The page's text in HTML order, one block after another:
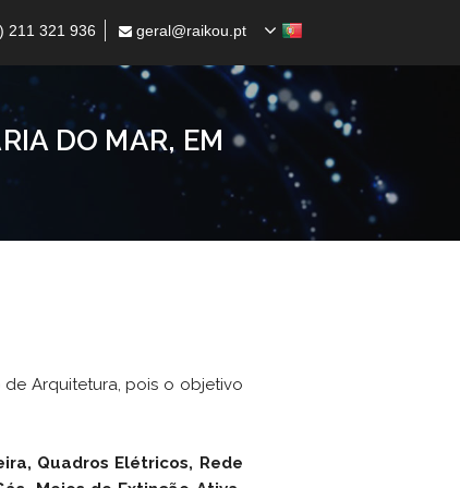
211 321 936 geral@raikou.pt
DO MAR, EM
Arquitetura, pois o objetivo
Quadros Elétricos, Rede